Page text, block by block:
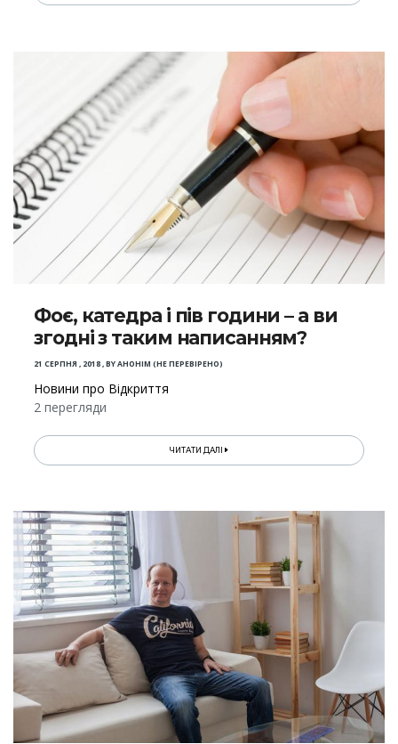
Фоє, катедра і пів години – а ви
згодні з таким написанням?
21 СЕРПНЯ , 2018,BYАНОНІМ (НЕ ПЕРЕВІРЕНО)
Новини про Відкриття
2 перегляди
ЧИТАТИ ДАЛІ